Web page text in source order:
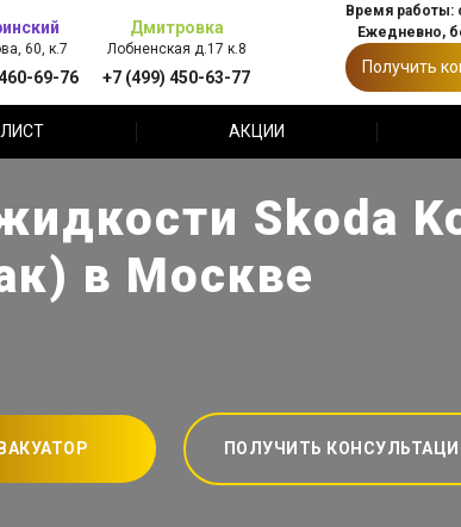
60, к.7
69-76
Дмитровка
Лобненская д.17 к.8
+7 (499) 450-63-77
Время работы:
Ежедневно,
Получить
АКЦИИ
Skoda
в Москве
ПОЛУЧИТЬ